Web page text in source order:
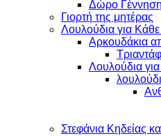
Δώρο
Γιορτή της μητέρας
Λουλούδια για
Αρκουδάκια
Λουλούδια
Στεφάνια Κηδείας